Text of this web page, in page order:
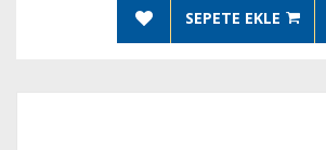
SEPETE EKLE